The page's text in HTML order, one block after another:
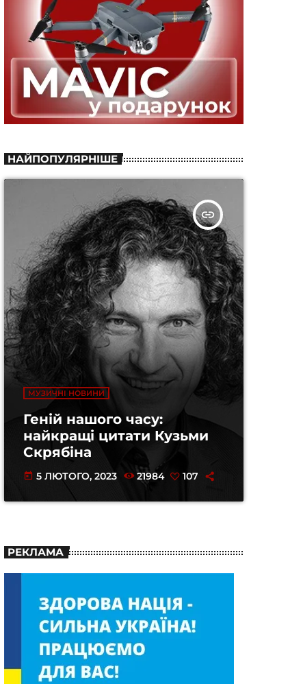
НАЙПОПУЛЯРНІШЕ
insert_link
МУЗИЧНІ НОВИНИ
Геній нашого часу:
найкращі цитати Кузьми
Скрябіна
today 5 ЛЮТОГО, 2023 21984 107
РЕКЛАМА